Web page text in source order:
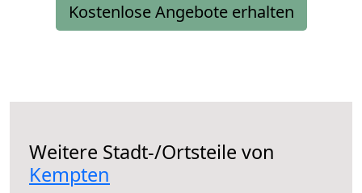
Kostenlose Angebote erhalten
Weitere Stadt-/Ortsteile von
Kempten